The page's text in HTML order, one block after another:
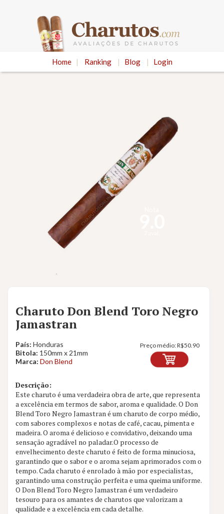
Home | Ranking | Blog | Login
Charuto Don Blend Toro Negro
Jamastran
País: Honduras
Bitola: 150mm x 21mm
Marca: Don Blend
Preço médio:R$50.90
Descrição:
Este charuto é uma verdadeira obra de arte, que representa
a excelência em termos de sabor, aroma e qualidade. O Don
Blend Toro Negro Jamastran é um charuto de corpo médio,
com sabores complexos e notas de café, cacau, pimenta e
madeira. O aroma é delicioso e convidativo, deixando uma
sensação agradável no paladar.O processo de
envelhecimento deste charuto é feito de forma minuciosa,
garantindo que o sabor e o aroma sejam aprimorados com o
tempo. Cada charuto é enrolado à mão por especialistas,
garantindo uma construção perfeita e uma queima uniforme.
O Don Blend Toro Negro Jamastran é um verdadeiro
tesouro para os amantes de charutos que valorizam a
qualidade e a excelência em cada detalhe.